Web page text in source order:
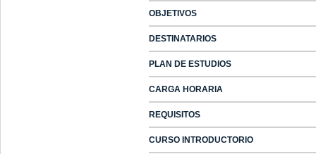
OBJETIVOS
DESTINATARIOS
PLAN DE ESTUDIOS
CARGA HORARIA
REQUISITOS
CURSO INTRODUCTORIO